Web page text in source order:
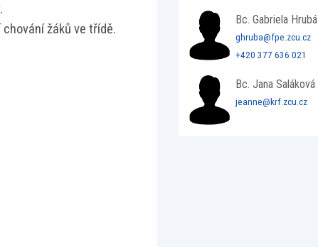
žáků ve třídě.
Bc. Gabriela Hrubá
ghruba@fpe.zcu.cz
+420 377 636 021
Bc. Jana Saláková
jeanne@krf.zcu.cz